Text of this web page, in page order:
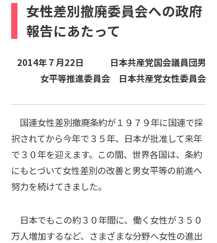
――女性差別撤廃委員会への政府
報告にあたって
2014年７月22日 日本共産党国会議員団男
女平等推進委員会 日本共産党女性委員会
国連女性差別撤廃条約が１９７９年に国連で採
択されてから今年で３５年、日本が批准して来年
で３０年を迎えます。この間、世界各国は、条約
にもとづいて女性差別の改善と男女平等の前進へ
努力を続けてきました。
日本でもこの約３０年間に、働く女性が３５０
万人増加するなど、さまざまな分野へ女性の進出